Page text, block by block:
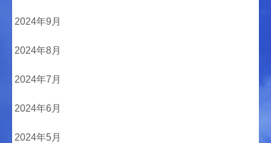
2024年9月
2024年8月
2024年7月
2024年6月
2024年5月